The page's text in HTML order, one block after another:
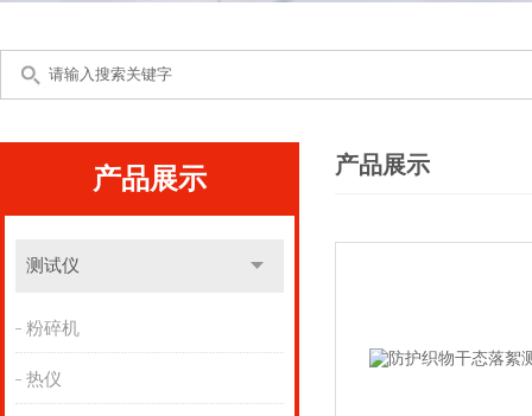
产品展示
测试仪
粉碎机
热仪
产品展示